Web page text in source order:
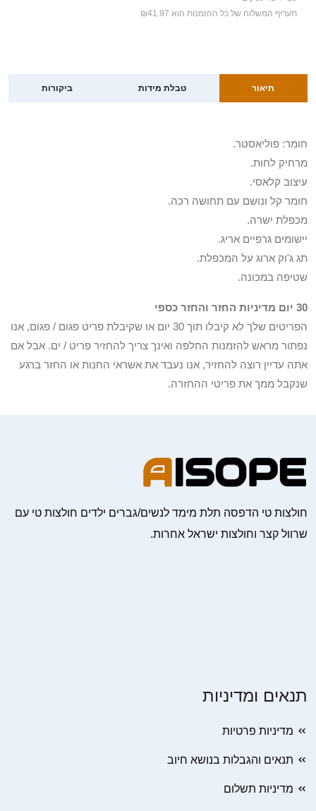
תעריף המשלוח של כל ההזמנות הוא ₪41.97
תיאור טבלת מידות ביקורות
חומר: פוליאסטר.
מרחיק לחות.
עיצוב קלאסי.
חומר קל ונושם עם תחושה רכה.
מכפלת ישרה.
יישומים גרפיים אריג.
תג ג'וק ארוג על המכפלת.
שטיפה במכונה.
30 יום מדיניות החזר והחזר כספי
הפריטים שלך לא קיבלו תוך 30 יום או שקיבלת פריט פגום / פגום, אנו
נפתור מראש להזמנות החלפה ואינך צריך להחזיר פריט / ים. אבל אם
אתה עדיין רוצה להחזיר, אנו נעבד את אשראי החנות או החזר ברגע
שנקבל ממך את פריטי ההחזרה.
חולצות טי הדפסה תלת מימד לנשים/גברים ילדים חולצות טי עם
שרוול קצר וחולצות ישראל אחרות.
תנאים ומדיניות
מדיניות פרטיות
תנאים והגבלות בנושא חיוב
מדיניות תשלום